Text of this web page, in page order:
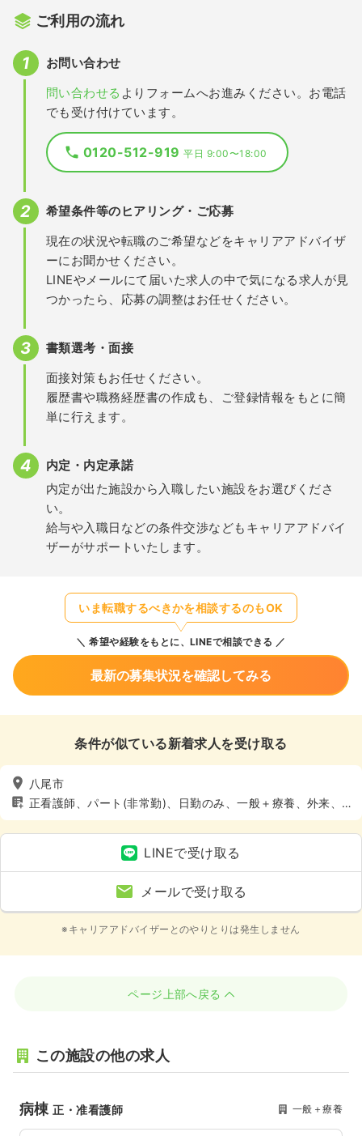
ご利用の流れ
お問い合わせ
問い合わせる よりフォームへお進みください。お電話
でも受け付けています。
0120-512-919平日 9:00〜18:00
希望条件等のヒアリング・ご応募
現在の状況や転職のご希望などをキャリアアドバイザ
ーにお聞かせください。
LINEやメールにて届いた求人の中で気になる求人が見
つかったら、応募の調整はお任せください。
書類選考・面接
面接対策もお任せください。
履歴書や職務経歴書の作成も、ご登録情報をもとに簡
単に行えます。
内定・内定承諾
内定が出た施設から入職したい施設をお選びくださ
い。
給与や入職日などの条件交渉などもキャリアアドバイ
ザーがサポートいたします。
いま転職するべきかを相談するのもOK
希望や経験をもとに、LINEで相談できる
最新の募集状況を確認してみる
条件が似ている新着求人を受け取る
八尾市
正看護師、パート(非常勤)、日勤のみ、一般＋療養、外来、4
週8休以上
LINEで受け取る
メールで受け取る
※キャリアアドバイザーとのやりとりは発生しません
ページ上部へ戻る
この施設の他の求人
病棟正・准看護師 一般＋療養